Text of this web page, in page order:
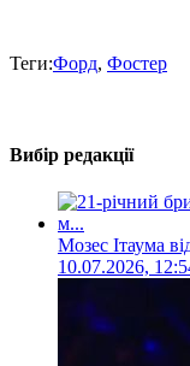
Теги:Форд, Фостер
Вибір редакції
Мозес Ітаума
10.07.2026,